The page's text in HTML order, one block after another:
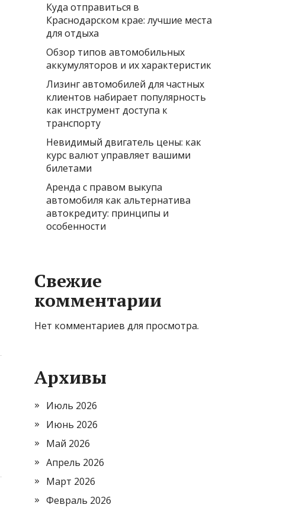
Куда отправиться в
Краснодарском крае: лучшие места
для отдыха
Обзор типов автомобильных
аккумуляторов и их характеристик
Лизинг автомобилей для частных
клиентов набирает популярность
как инструмент доступа к
транспорту
Невидимый двигатель цены: как
курс валют управляет вашими
билетами
Аренда с правом выкупа
автомобиля как альтернатива
автокредиту: принципы и
особенности
Свежие
комментарии
Нет комментариев для просмотра.
Архивы
Июль 2026
Июнь 2026
Май 2026
Апрель 2026
Март 2026
Февраль 2026